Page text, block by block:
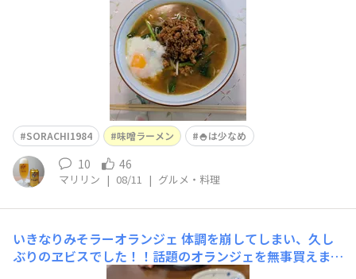
SORACHI1984 味噌ラーメン 🍚は少なめ
10 46
マリリン | 08/11 | グルメ・料理
いきなりみそラーオランジェ 体調を崩してしまい、久し
ぶりのヱビスでした！！話題のオランジェを無事買えまし
た😆寒い日はみそラーメンに限ります☺️ラーメンとビー